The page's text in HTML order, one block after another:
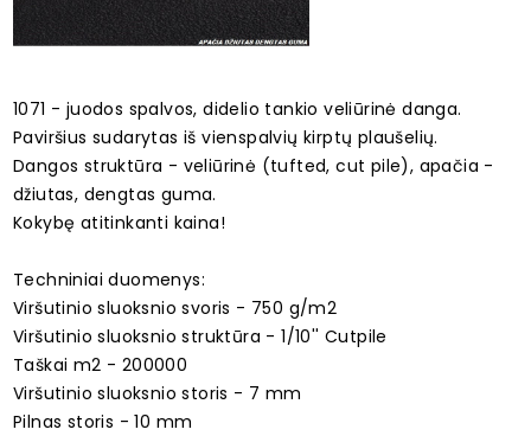
1071 - juodos spalvos, didelio tankio veliūrinė danga.
Paviršius sudarytas iš vienspalvių kirptų plaušelių.
Dangos struktūra - veliūrinė (tufted, cut pile), apačia -
džiutas, dengtas guma.
Kokybę atitinkanti kaina!
Techniniai duomenys:
Viršutinio sluoksnio svoris - 750 g/m2
Viršutinio sluoksnio struktūra - 1/10'' Cutpile
Taškai m2 - 200000
Viršutinio sluoksnio storis - 7 mm
Pilnas storis - 10 mm